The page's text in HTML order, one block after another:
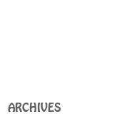
ARCHIVES